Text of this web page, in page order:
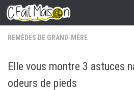
Skip to content
REMÈDES DE GRAND-MÈRE
Elle vous montre 3 astuces
odeurs de pieds